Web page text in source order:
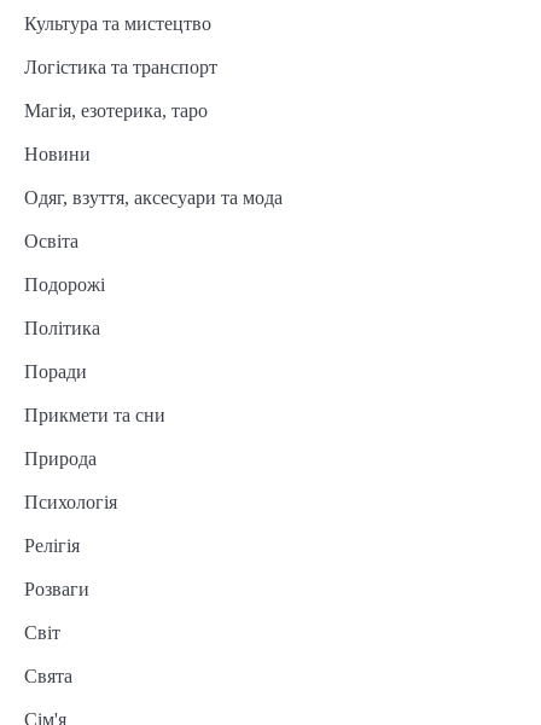
Культура та мистецтво
Логістика та транспорт
Магія, езотерика, таро
Новини
Одяг, взуття, аксесуари та мода
Освіта
Подорожі
Політика
Поради
Прикмети та сни
Природа
Психологія
Релігія
Розваги
Світ
Свята
Сім'я